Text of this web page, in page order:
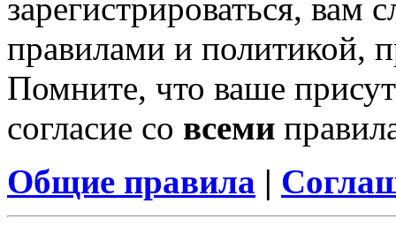
зарегистрироваться, вам
правилами и политикой,
Помните, что ваше
согласие со всеми
Общие правила |